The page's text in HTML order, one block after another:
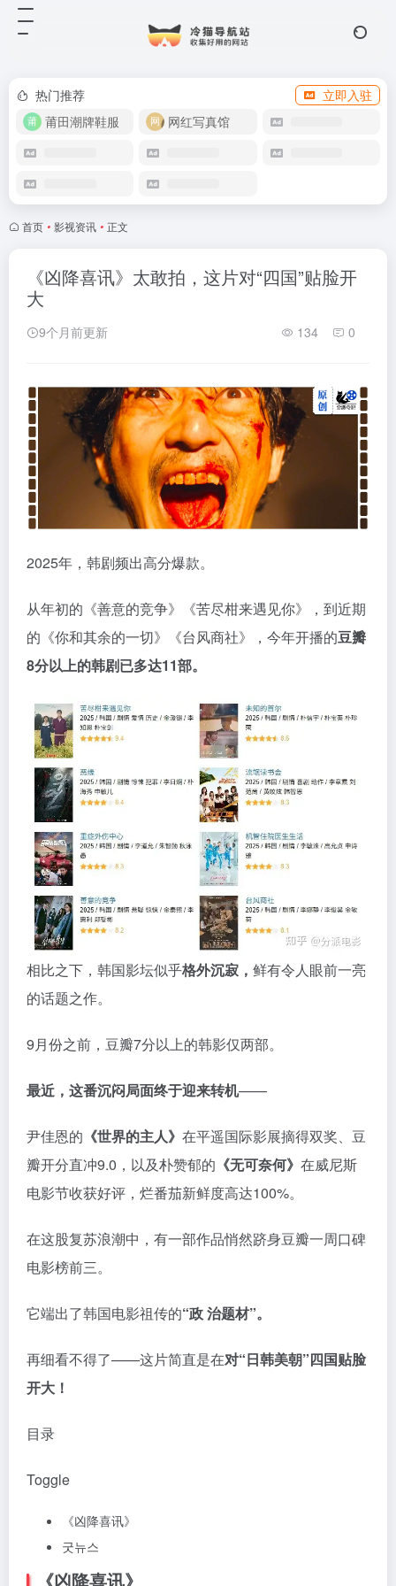
热门推荐
立即入驻
莆田潮牌鞋服
网红写真馆
首页 • 影视资讯 • 正文
《凶降喜讯》太敢拍，这片对“四国”贴脸开
大
9个月前更新 134 0
2025年，韩剧频出高分爆款。
从年初的《善意的竞争》《苦尽柑来遇见你》，到近期
的《你和其余的一切》《台风商社》，今年开播的豆瓣
8分以上的韩剧已多达11部。
相比之下，韩国影坛似乎格外沉寂， 鲜有令人眼前一亮
的话题之作。
9月份之前，豆瓣7分以上的韩影仅两部。
最近，这番沉闷局面终于迎来转机——
尹佳恩的 《世界的主人》 在平遥国际影展摘得双奖、豆
瓣开分直冲9.0，以及朴赞郁的 《无可奈何》 在威尼斯
电影节收获好评，烂番茄新鲜度高达100%。
在这股复苏浪潮中，有一部作品悄然跻身豆瓣一周口碑
电影榜前三。
它端出了韩国电影祖传的“政 治题材”。
再细看不得了——这片简直是在对“日韩美朝”四国贴脸
开大！
目录
Toggle
《凶降喜讯》
굿뉴스
《凶降喜讯》